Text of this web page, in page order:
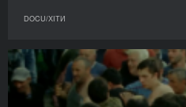
DOCU/ХІТИ